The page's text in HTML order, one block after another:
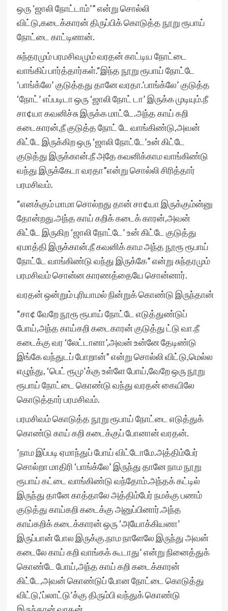
ஒரு ‘ஜாலி நோட்டாம்’” என்று சொல்லி
விட்டு,கடைக்காரன் திருப்பிக் கொடுத்த நூறு ரூபாய்
நோட்டை காட்டினான்.
சுந்தரமும் பரமசிவமும் வரதன் காட்டிய நோட்டை
வாங்கிப் பார்த்தார்கள்.“இந்த நூறு ரூபாய் நோட்டே
‘பாங்க்லே’ குடுத்தது தானே வரதா.’பாங்க்லே’ குடுத்த
‘நோட்’ எப்படிடா ஒரு ‘ஜாலி நோட் டா’ இருக்க முடியும்.நீ
சா¢யா கவனிச்சு இருக்க மாட்டே.அந்த காய் கறி
கடைகாரன்,நீ குடுத்த நோட் டே வாங்கிண்டு,அவன்
கிட்டே இருக்கிற ஒரு ‘ஜாலி நோட்டே’உன் கிட்டே
குடுத்து இருக்கான்.நீ அதே கவனிக்காம வாங்கிண்டு
வந்து இருக்கேடா வரதா”என்று சொல்லி சிரித்தார்
பரமசிவம்.
“எனக்கும் மாமா சொல்றது தான் சா¢யா இருக்கும்ன்னு
தோன்றது.அந்த காய் கறிக் கடைக் காரன்,அவன்
கிட்டே இருகிற ‘ஜாலி நோட்டே’ உன் கிட்டே குடுத்து
ஏமாத்தி இருக்கான்.நீ கவனிக் காம அந்த நூரூ ரூபாய்
நோட்டே வாங்கிண்டு வந்து இருக்கே” என்று சுந்தரமும்
பரமசிவம் சொன்ன காரணத்தையே சொன்னார்.
வரதன் ஒன்றும் புரியாமல் நின்றுக் கொண்டு இருந்தான்
“சா¢ வேறே நூரூ ரூபாய் நோட்டே எடுத்துண்டுப்
போய்,அந்த காய்கறி கடைகாரன் குடுத்து ட்டு வா.நீ
கடைக்கு வர ‘லேட்டானா’,அவன் உன்னே தேடிண்டு
இங்கே வந்துடப் போறான்” என்று சொல்லி விட்டு,மெல்ல
எழுந்து, ‘பெட் ரூமு’க்கு உள்ளே போய்,வேறே ஒரு நூறு
ரூபாய் நோட்டை கொண்டு வந்து வரதன் கையிலே
கொடுத்தார் பரமசிவம்.
பரமசிவம் கொடுத்த நூறு ரூபாய் நோட்டை எடுத்துக்
கொண்டு காய் கறி கடைக்குப் போனான் வரதன்.
’நாம இப்படி ஏமாந்துப் போய் விட்டோமே.அத்திம்பேர்
சொல்றா மாதிரி ‘பாங்க்லே’ இருந்து தானே நாம நூறு
ரூபாய் கட்டை வாங்கிண்டு வந்தோம்.அந்தக் கட்டில்
இருந்து தானே காத்தாலே அத்திம்பேர் நமக்கு பணம்
குடுத்து காய்கறி கடைக்கு அனுப்பினார்.அந்த
காய்கறிக் கடைக்காரன் ஒரு ‘அயோக்கியனா’
இருப்பான் போல இருக்கு.நாம நாளேலே இருந்து அவன்
கடைலே காய் கறி வாங்கக் கூடாது’ என்று நினைத்துக்
கொண்டே போய்,அந்த காய் கறி கடைக்காரன்
கிட்டே,அவன் கொண்டுப் போன நோட்டை கொடுத்து
விட்டு,‘ப்லாட்டு’க்கு திரும்பி வந்துக் கொண்டு